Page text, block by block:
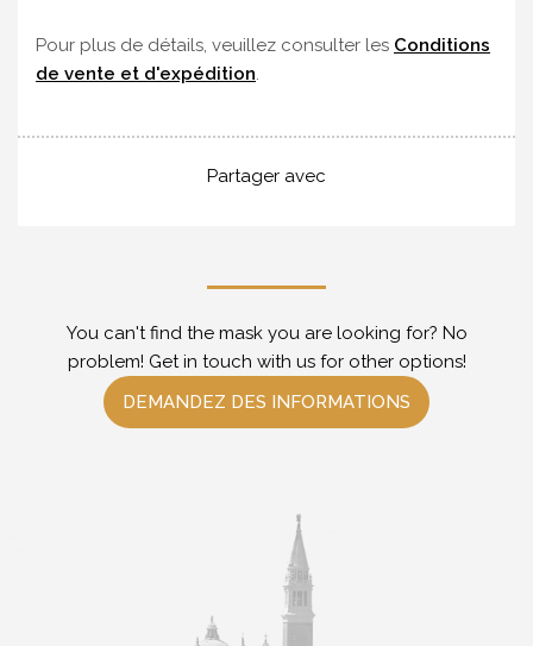
Pour plus de détails, veuillez consulter les Conditions
de vente et d'expédition.
Partager avec
You can't find the mask you are looking for? No
problem! Get in touch with us for other options!
DEMANDEZ DES INFORMATIONS